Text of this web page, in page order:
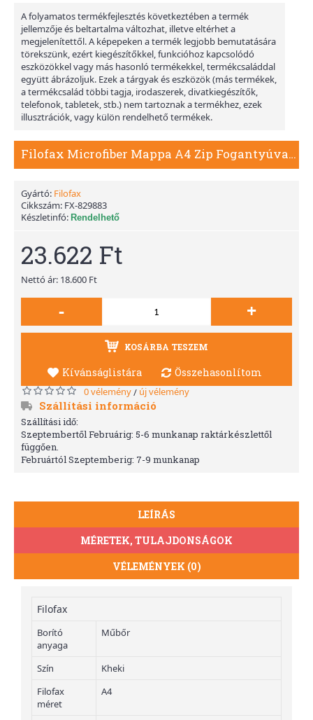
A folyamatos termékfejlesztés következtében a termék
jellemzője és beltartalma változhat, illetve eltérhet a
megjelenítettől. A képepeken a termék legjobb bemutatására
törekszünk, ezért kiegészítőkkel, funkcióhoz kapcsolódó
eszközökkel vagy más hasonló termékekkel, termékcsaláddal
együtt ábrázoljuk. Ezek a tárgyak és eszközök (más termékek,
a termékcsalád többi tagja, irodaszerek, divatkiegészítők,
telefonok, tabletek, stb.) nem tartoznak a termékhez, ezek
illusztrációk, vagy külön rendelhető termékek.
Filofax Microfiber Mappa A4 Zip Fogantyúval Kheki
Gyártó: Filofax
Cikkszám: FX-829883
Készletinfó: Rendelhető
23.622 Ft
Nettó ár: 18.600 Ft
- +
KOSÁRBA TESZEM
Kívánságlistára Összehasonlítom
0 vélemény/ új vélemény
Szállítási információ
Szállítási idő:
Szeptembertől Februárig: 5-6 munkanap raktárkészlettől
függően.
Februártól Szeptemberig: 7-9 munkanap
LEÍRÁS
MÉRETEK, TULAJDONSÁGOK
VÉLEMÉNYEK (0)
Filofax
Borító
anyaga
Műbőr
Szín
Kheki
Filofax
méret
A4